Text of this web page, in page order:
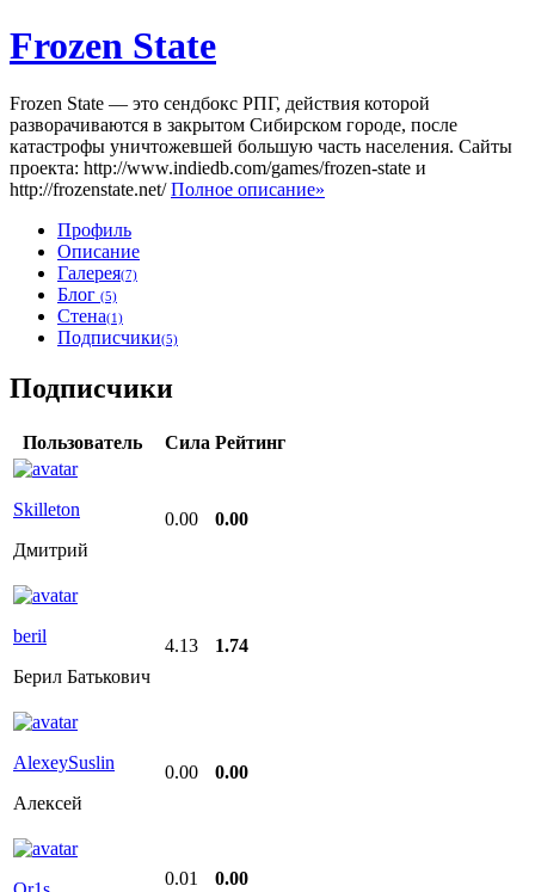
Frozen State
Frozen State — это сендбокс РПГ, действия которой
разворачиваются в закрытом Сибирском городе, после
катастрофы уничтожевшей большую часть населения. Сайты
проекта: http://www.indiedb.com/games/frozen-state и
http://frozenstate.net/Полное описание»
Профиль
Описание
Галерея(7)
Блог (5)
Стена(1)
Подписчики(5)
Подписчики
Пользователь Сила Рейтинг
Skilleton
Дмитрий
0.00 0.00
beril
Берил Батькович
4.13 1.74
AlexeySuslin
Алексей
0.00 0.00
0.01 0.00